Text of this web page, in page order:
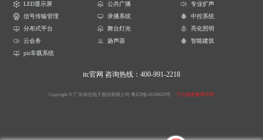
LED显示屏
公共广播
专业扩声
信号传输管理
录播系统
中控系统
分布式平台
舞台灯光
亮化照明
云会务
扬声器
智能建筑
pis车载系统
itc官网 咨询热线：400-991-2218
Copyright © 广东保伦电子股份有限公司 粤ICP备16106620号 产品参数解释声明